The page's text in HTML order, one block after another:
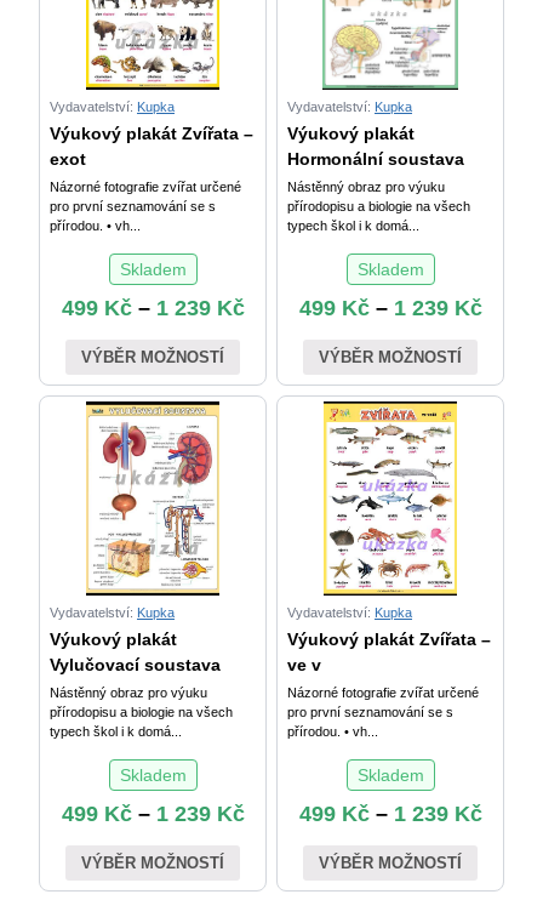
Vydavatelství: Kupka
Výukový plakát Zvířata –
exot
Názorné fotografie zvířat určené
pro první seznamování se s
přírodou. • vh...
Skladem
499 Kč– 1 239 Kč
VÝBĚR MOŽNOSTÍ
Vydavatelství: Kupka
Výukový plakát
Hormonální soustava
Nástěnný obraz pro výuku
přírodopisu a biologie na všech
typech škol i k domá...
Skladem
499 Kč– 1 239 Kč
VÝBĚR MOŽNOSTÍ
Vydavatelství: Kupka
Výukový plakát
Vylučovací soustava
Nástěnný obraz pro výuku
přírodopisu a biologie na všech
typech škol i k domá...
Skladem
499 Kč– 1 239 Kč
VÝBĚR MOŽNOSTÍ
Vydavatelství: Kupka
Výukový plakát Zvířata –
ve v
Názorné fotografie zvířat určené
pro první seznamování se s
přírodou. • vh...
Skladem
499 Kč– 1 239 Kč
VÝBĚR MOŽNOSTÍ